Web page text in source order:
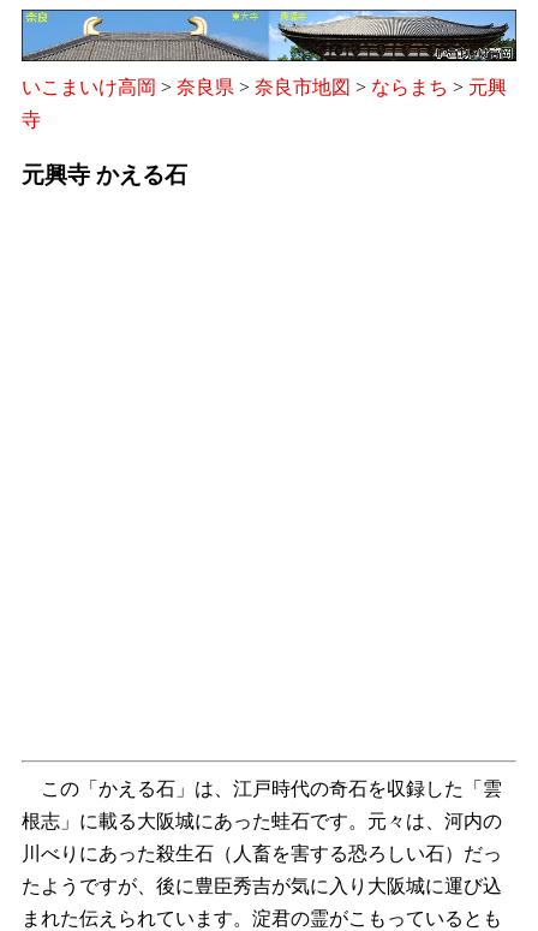
いこまいけ高岡 > 奈良県 > 奈良市地図 > ならまち > 元興
寺
元興寺 かえる石
この「かえる石」は、江戸時代の奇石を収録した「雲
根志」に載る大阪城にあった蛙石です。元々は、河内の
川べりにあった殺生石（人畜を害する恐ろしい石）だっ
たようですが、後に豊臣秀吉が気に入り大阪城に運び込
まれた伝えられています。淀君の霊がこもっているとも